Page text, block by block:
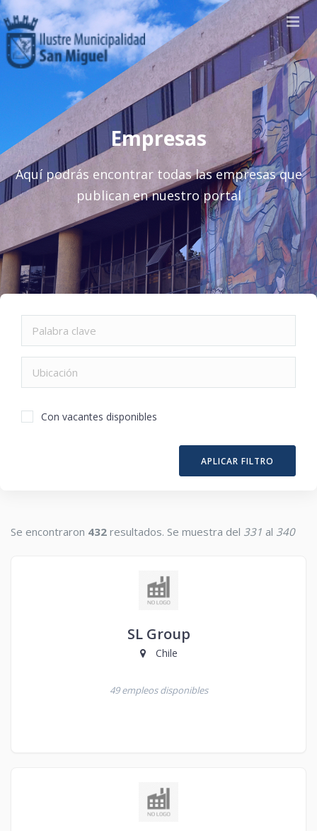
Empresas
Aquí podrás encontrar todas las empresas que
publican en nuestro portal
Con vacantes disponibles
APLICAR FILTRO
Se encontraron 432 resultados. Se muestra del 331 al 340
SL Group
Chile
49 empleos disponibles